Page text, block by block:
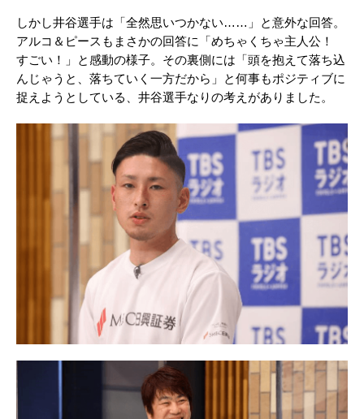
しかし井谷選手は「全然思いつかない……」と意外な回答。
アルコ＆ピースもまさかの回答に「めちゃくちゃ主人公！
すごい！」と感動の様子。その裏側には「頭を抱えて落ち込
んじゃうと、落ちていく一方だから」と何事もポジティブに
捉えようとしている、井谷選手なりの考えがありました。